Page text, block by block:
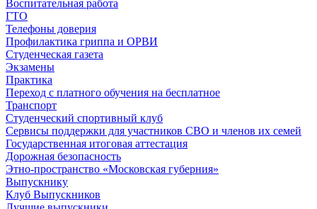
Воспитательная работа
ГТО
Телефоны доверия
Профилактика гриппа и ОРВИ
Cтуденческая газета
Экзамены
Практика
Переход с платного обучения на бесплатное
Транспорт
Студенческий спортивный клуб
Сервисы поддержки для участников СВО и членов их семей
Государственная итоговая аттестация
Дорожная безопасность
Этно-пространство «Московская губерния»
Выпускнику
Клуб Выпускников